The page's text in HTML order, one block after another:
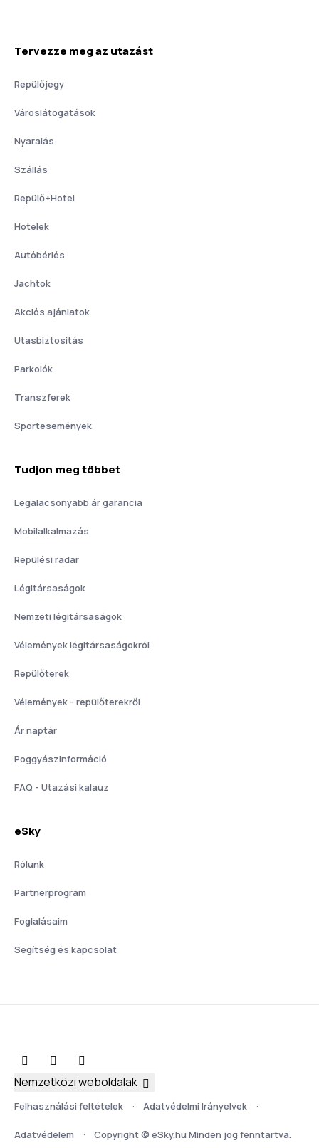
Tervezze meg az utazást
Repülőjegy
Városlátogatások
Nyaralás
Szállás
Repülő+Hotel
Hotelek
Autóbérlés
Jachtok
Akciós ajánlatok
Utasbiztositás
Parkolók
Transzferek
Sportesemények
Tudjon meg többet
Legalacsonyabb ár garancia
Mobilalkalmazás
Repülési radar
Légitársaságok
Nemzeti légitársaságok
Vélemények légitársaságokról
Repülőterek
Vélemények - repülőterekről
Ár naptár
Poggyászinformáció
FAQ - Utazási kalauz
eSky
Rólunk
Partnerprogram
Foglalásaim
Segítség és kapcsolat
Felhasználási feltételek Adatvédelmi Irányelvek
Adatvédelem Copyright © eSky.hu Minden jog fenntartva.
Nemzetközi weboldalak